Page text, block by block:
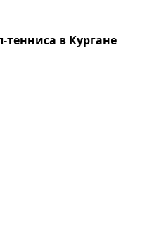
тенниса в Кургане